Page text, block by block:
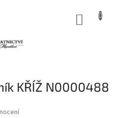
KŘÍŽ N0000488